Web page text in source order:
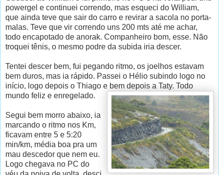
powergel e continuei correndo, mas esqueci do William,
que ainda teve que sair do carro e revirar a sacola no porta-
malas. Teve que vir correndo uns 200 mts até me achar,
todo encapotado de anorak. Companheiro bom, esse. Não
troquei tênis, o mesmo podre da subida iria descer.
Tentei descer bem, fui pegando ritmo, os joelhos estavam
bem duros, mas ia rápido. Passei o Hélio subindo logo no
início, logo depois o Thiago e bem depois a Taty. Todo
mundo feliz e enregelado.
Segui bem morro abaixo, ia
marcando o ritmo nos Km,
ficavam entre 5 e 5:20
min/km, média boa pra um
mau descedor que nem eu.
Logo chegava no PC do